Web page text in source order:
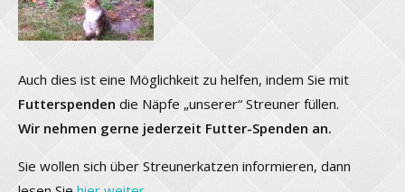
Auch dies ist eine Möglichkeit zu helfen, indem Sie mit
Futterspenden die Näpfe „unserer“ Streuner füllen.
Wir nehmen gerne jederzeit Futter-Spenden an.
Sie wollen sich über Streunerkatzen informieren, dann